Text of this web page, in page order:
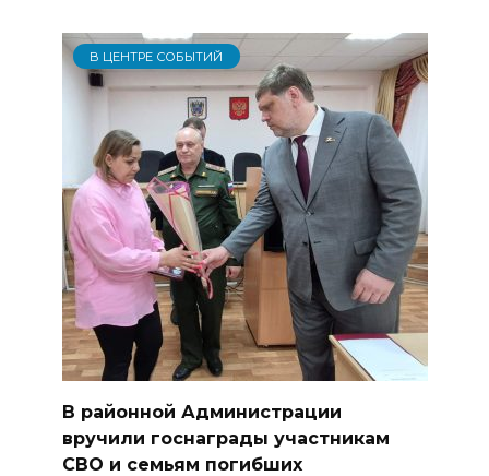
В ЦЕНТРЕ СОБЫТИЙ
В районной Администрации
вручили госнаграды участникам
СВО и семьям погибших